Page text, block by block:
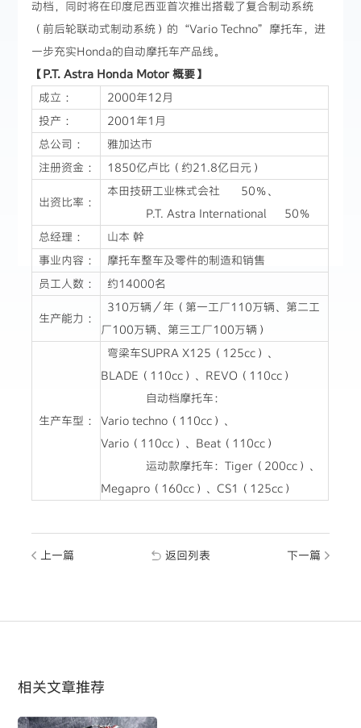
动档，同时将在印度尼西亚首次推出搭载了复合制动系统
（前后轮联动式制动系统）的“Vario Techno”摩托车，进
一步充实Honda的自动摩托车产品线。
【P.T. Astra Honda Motor 概要】
成立 ：
2000年12月
投产 ：
2001年1月
总公司 ：
雅加达市
注册资金 ：
1850亿卢比（约21.8亿日元）
出资比率 ：
本田技研工业株式会社 50％、
P.T. Astra International 50％
总经理 ：
山本 幹
事业内容 ：
摩托车整车及零件的制造和销售
员工人数 ：
约14000名
生产能力 ：
310万辆／年（第一工厂110万辆、第二工
厂100万辆、第三工厂100万辆）
生产车型 ：
弯梁车SUPRA X125（125cc）、
BLADE（110cc）、REVO（110cc）
自动档摩托车：
Vario techno（110cc）、
Vario（110cc）、Beat（110cc）
运动款摩托车：Tiger（200cc）、
Megapro（160cc）、CS1（125cc）
上一篇 返回列表 下一篇
相关文章推荐